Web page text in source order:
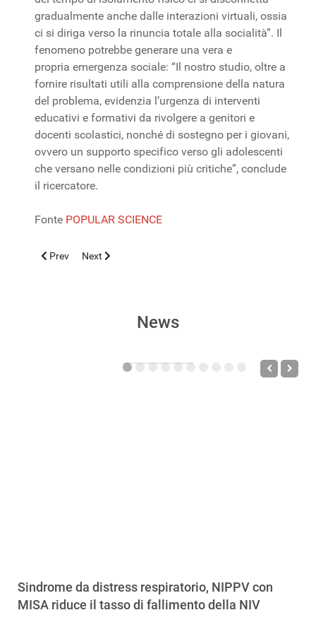
gradualmente anche dalle interazioni virtuali, ossia
ci si diriga verso la rinuncia totale alla socialità”. Il
fenomeno potrebbe generare una vera e
propria emergenza sociale: “Il nostro studio, oltre a
fornire risultati utili alla comprensione della natura
del problema, evidenzia l’urgenza di interventi
educativi e formativi da rivolgere a genitori e
docenti scolastici, nonché di sostegno per i giovani,
ovvero un supporto specifico verso gli adolescenti
che versano nelle condizioni più critiche”, conclude
il ricercatore.
Fonte POPULAR SCIENCE
Previous article: CHIRURGIA PEDIATRICA AMBULATORIALE:
Prev Next article: Bambino affetto da rara malattia al
Next
News
Sindrome da distress respiratorio, NIPPV con
MISA riduce il tasso di fallimento della NIV